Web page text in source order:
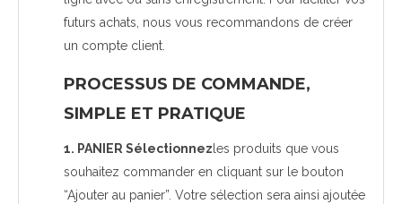
futurs achats, nous vous recommandons de créer
un compte client.
PROCESSUS DE COMMANDE,
SIMPLE ET PRATIQUE
1. PANIER Sélectionnezles produits que vous
souhaitez commander en cliquant sur le bouton
“Ajouter au panier”. Votre sélection sera ainsi ajoutée